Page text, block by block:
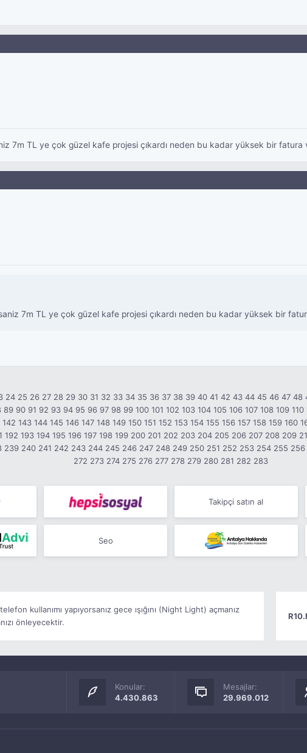
7m TL ye çok güzel kafe projesi çıkardı neden bu kadar yüksek bir fatura
7m TL ye çok güzel kafe projesi çıkardı neden bu kadar yüksek bir
24 25 26 27 28 29 30 31 32 33 34 35 36 37 38 39 40 41 42 43 44 45 46 47 48
89 90 91 92 93 94 95 96 97 98 99 100 101 102 103 104 105 106 107 108 109 110
142 143 144 145 146 147 148 149 150 151 152 153 154 155 156 157 158 159 160
192 193 194 195 196 197 198 199 200 201 202 203 204 205 206 207 208 209
239 240 241 242 243 244 245 246 247 248 249 250 251 252 253 254 255 256
272 273 274 275 276 277 278 279 280 281 282 283
Takipçi satın al
Seo
kullanımı yapıyorsanız gece ışığını (Night Light) açmanız
önleyecektir.
Konular:
4.430.863
Mesajlar:
29.969.012